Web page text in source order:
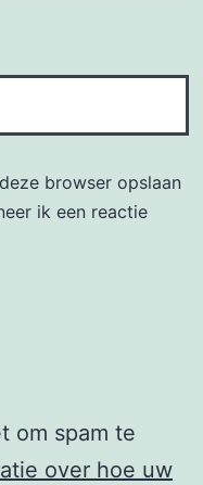
browser opslaan
ik een reactie
om spam te
over hoe uw